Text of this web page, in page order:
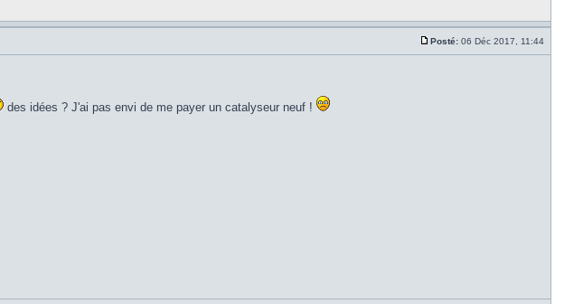
Posté: 06 Déc 2017, 11:44
des idées ? J'ai pas envi de me payer un catalyseur neuf !